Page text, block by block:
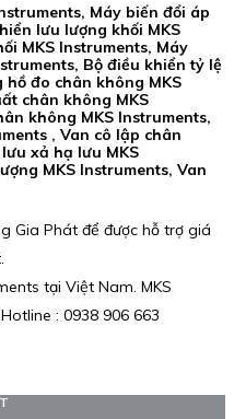
Máy biến đổi áp
lưu lượng khối MKS
MKS Instruments, Máy
Bộ điều khiển tỷ lệ
đo chân không MKS
chân không MKS
không MKS Instruments,
, Van cô lập chân
xả hạ lưu MKS
MKS Instruments, Van
Gia Phát để được hỗ trợ giá
tại Việt Nam. MKS
: 0938 906 663